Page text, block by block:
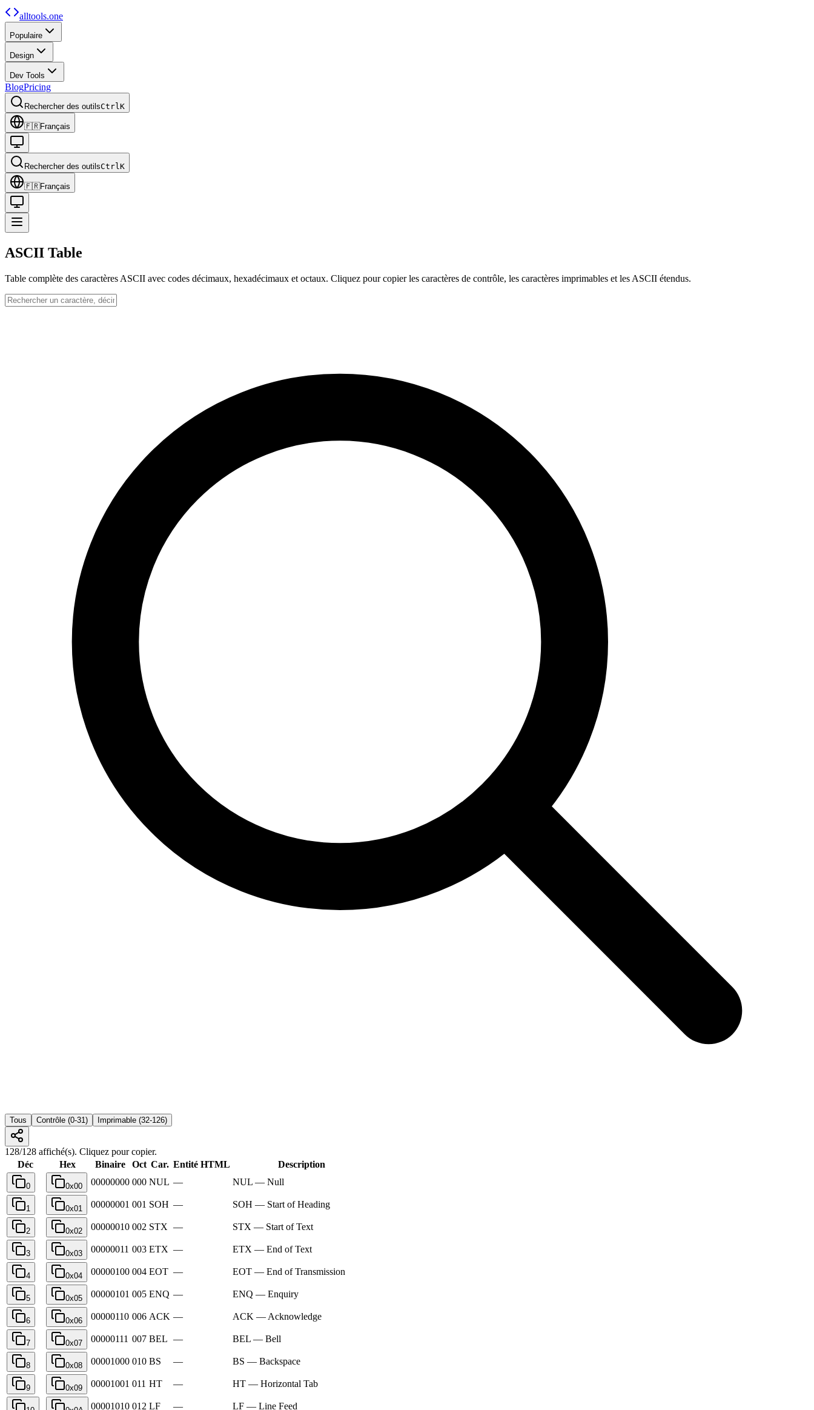
alltools.one
Populaire
Design
Dev Tools
BlogPricing
Rechercher des outilsCtrlK
🇫🇷Français
Rechercher des outilsCtrlK
🇫🇷Français
ASCII Table
Table complète des caractères ASCII avec codes décimaux, hexadécimaux et octaux. Cliquez pour copier les caractères de contrôle, les caractères imprimables et les ASCII étendus.
Tous Contrôle (0-31) Imprimable (32-126)
128/128 affiché(s). Cliquez pour copier.
Déc
Hex Binaire Oct Car. Entité HTML Description
0 0x00 00000000 000 NUL — NUL — Null
1 0x01 00000001 001 SOH — SOH — Start of Heading
2 0x02 00000010 002 STX — STX — Start of Text
3 0x03 00000011 003 ETX — ETX — End of Text
4 0x04 00000100 004 EOT — EOT — End of Transmission
5 0x05 00000101 005 ENQ — ENQ — Enquiry
6 0x06 00000110 006 ACK — ACK — Acknowledge
7 0x07 00000111 007 BEL — BEL — Bell
8 0x08 00001000 010 BS — BS — Backspace
9 0x09 00001001 011 HT — HT — Horizontal Tab
00001010 012 LF — LF — Line Feed